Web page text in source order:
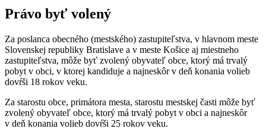
Právo byť volený
Za poslanca obecného (mestského) zastupiteľstva, v hlavnom meste
Slovenskej republiky Bratislave a v meste Košice aj miestneho
zastupiteľstva, môže byť zvolený obyvateľ obce, ktorý má trvalý
pobyt v obci, v ktorej kandiduje a najneskôr v deň konania volieb
dovŕši 18 rokov veku.
Za starostu obce, primátora mesta, starostu mestskej časti môže byť
zvolený obyvateľ obce, ktorý má trvalý pobyt v obci a najneskôr
v deň konania volieb dovŕši 25 rokov veku.